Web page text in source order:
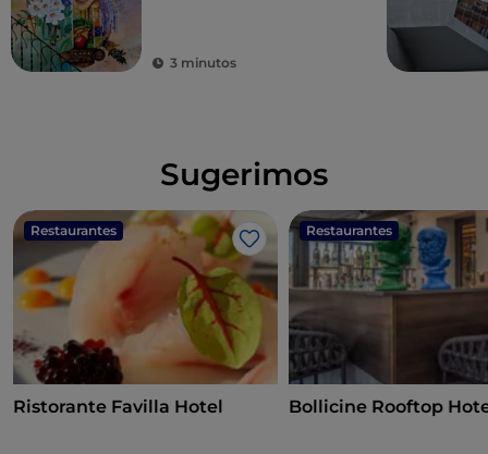
3 minutos
Sugerimos
Restaurantes
Me gusta
Ristorante Favilla Hotel
Restaurantes
Bollicine Rooftop